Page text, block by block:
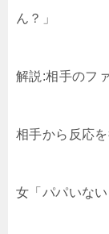
ん？」
解説:相手のフ
相手から反応
女「パパいな